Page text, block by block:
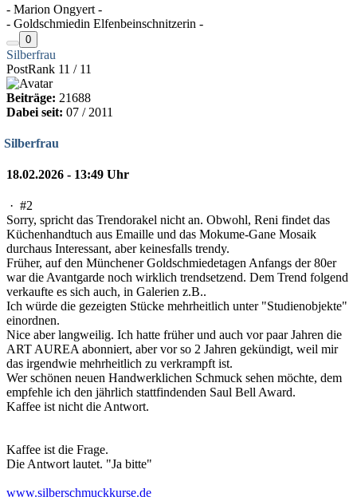
- Marion Ongyert -
- Goldschmiedin Elfenbeinschnitzerin -
0
Silberfrau
PostRank 11 / 11
Beiträge: 21688
Dabei seit: 07 / 2011
Silberfrau
18.02.2026 - 13:49 Uhr
· #2
Sorry, spricht das Trendorakel nicht an. Obwohl, Reni findet das
Küchenhandtuch aus Emaille und das Mokume-Gane Mosaik
durchaus Interessant, aber keinesfalls trendy.
Früher, auf den Münchener Goldschmiedetagen Anfangs der 80er
war die Avantgarde noch wirklich trendsetzend. Dem Trend folgend
verkaufte es sich auch, in Galerien z.B..
Ich würde die gezeigten Stücke mehrheitlich unter "Studienobjekte"
einordnen.
Nice aber langweilig. Ich hatte früher und auch vor paar Jahren die
ART AUREA abonniert, aber vor so 2 Jahren gekündigt, weil mir
das irgendwie mehrheitlich zu verkrampft ist.
Wer schönen neuen Handwerklichen Schmuck sehen möchte, dem
empfehle ich den jährlich stattfindenden Saul Bell Award.
Kaffee ist nicht die Antwort.
Kaffee ist die Frage.
Die Antwort lautet. "Ja bitte"
www.silberschmuckkurse.de